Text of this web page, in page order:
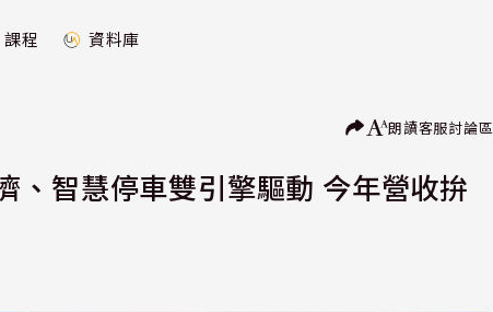
課程 資料庫
朗讀客服討論區
、智慧停車雙引擎驅動 今年營收拚